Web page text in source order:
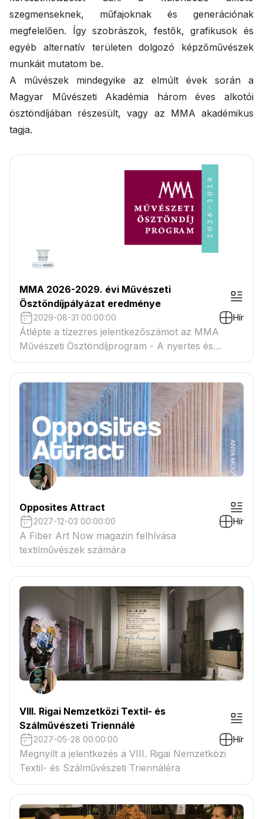
szegmenseknek, műfajoknak és generációnak
megfelelően. Így szobrászok, festők, grafikusok és
egyéb alternatív területen dolgozó képzőművészek
munkáit mutatom be.
A művészek mindegyike az elmúlt évek során a
Magyar Művészeti Akadémia három éves alkotói
ösztöndíjában részesült, vagy az MMA akadémikus
tagja.
MMA 2026-2029. évi Művészeti
Ösztöndíjpályázat eredménye
2029-08-31 00:00:00 Hír
Átlépte a tízezres jelentkezőszámot az MMA
Művészeti Ösztöndíjprogram - A nyertes és
tartaléklistás pályázók névsora megtekinthető a
csatolmányban
Opposites Attract
2027-12-03 00:00:00 Hír
A Fiber Art Now magazin felhívása
textilművészek számára
VIII. Rigai Nemzetközi Textil- és
Szálművészeti Triennálé
2027-05-28 00:00:00 Hír
Megnyílt a jelentkezés a VIII. Rigai Nemzetközi
Textil- és Szálművészeti Triennáléra